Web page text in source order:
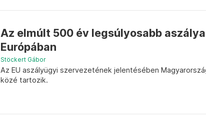
Az elmúlt 500 év legsúlyosabb
Európában
Stöckert Gábor
Az EU aszályügyi szervezetének jelentésében
közé tartozik.